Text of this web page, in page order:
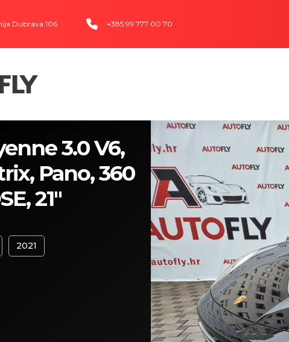
Dubrava 106 +385 99 777 00 70
3.0 V6,
Pano, 360
21"
2021